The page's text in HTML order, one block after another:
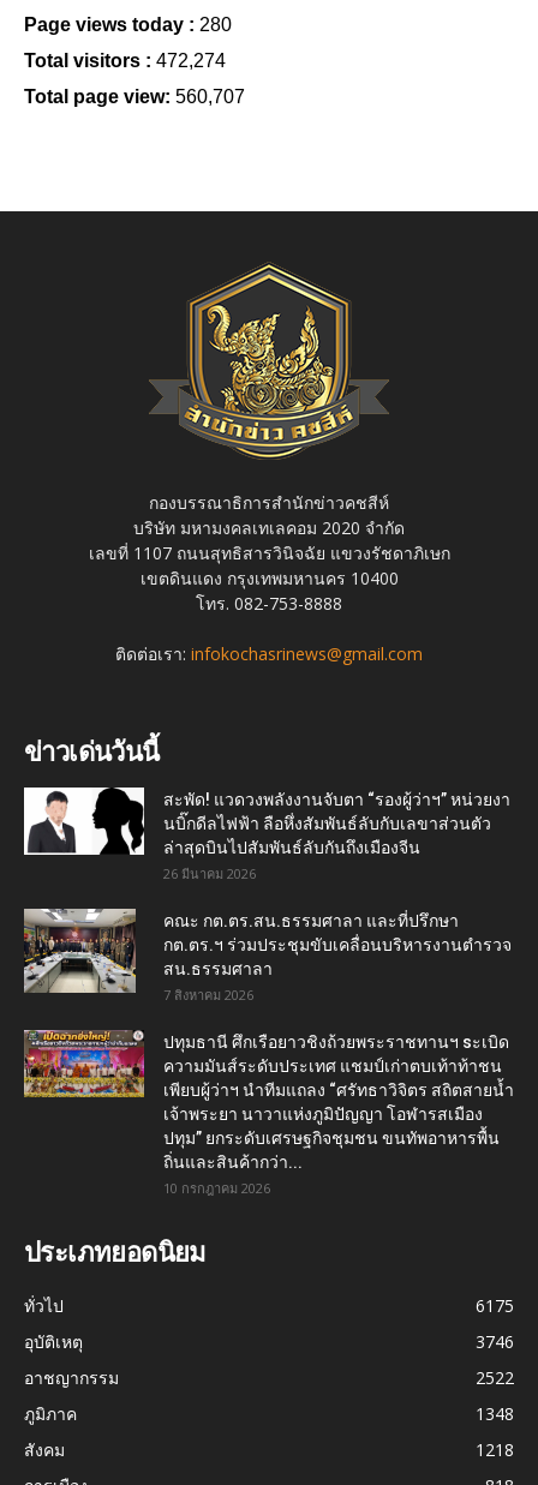
Page views today : 280
Total visitors : 472,274
Total page view: 560,707
กองบรรณาธิการสำนักข่าวคชสีห์
บริษัท มหามงคลเทเลคอม 2020 จำกัด
เลขที่ 1107 ถนนสุทธิสารวินิจฉัย แขวงรัชดาภิเษก
เขตดินแดง กรุงเทพมหานคร 10400
โทร. 082-753-8888
ติดต่อเรา: infokochasrinews@gmail.com
ข่าวเด่นวันนี้
สะพัด! แวดวงพลังงานจับตา “รองผู้ว่าฯ” หน่วยงา
นบิ๊กดีลไฟฟ้า ลือหึ่งสัมพันธ์ลับกับเลขาส่วนตัว
ล่าสุดบินไปสัมพันธ์ลับกันถึงเมืองจีน
26 มีนาคม 2026
คณะ กต.ตร.สน.ธรรมศาลา และที่ปรึกษา
กต.ตร.ฯ ร่วมประชุมขับเคลื่อนบริหารงานตำรวจ
สน.ธรรมศาลา
7 สิงหาคม 2026
ปทุมธานี ศึกเรือยาวชิงถ้วยพระราชทานฯ sะเบิด
ความมันส์ระดับประเทศ แชมป์เก่าตบเท้าท้าชน
เพียบผู้ว่าฯ นำทีมแถลง “ศรัทธาวิจิตร สถิตสายน้ำ
เจ้าพระยา นาวาแห่งภูมิปัญญา โอฬารสเมือง
ปทุม” ยกระดับเศรษฐกิจชุมชน ขนทัพอาหารพื้น
ถิ่นและสินค้ากว่า...
10 กรกฎาคม 2026
ประเภทยอดนิยม
ทั่วไป
6175
อุบัติเหตุ
3746
อาชญากรรม
2522
ภูมิภาค
1348
สังคม
1218